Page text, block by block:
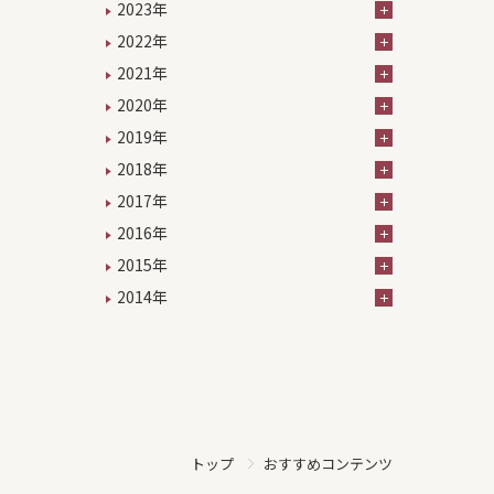
2023年
2022年
2021年
2020年
2019年
2018年
2017年
2016年
2015年
2014年
トップ おすすめコンテンツ